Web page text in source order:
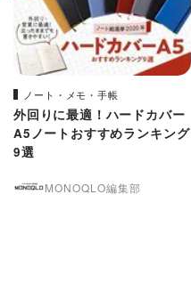
ノート・メモ・手帳
外回りに最適！ハードカバー
A5ノートおすすめランキング
9選
MONOQLO編集部